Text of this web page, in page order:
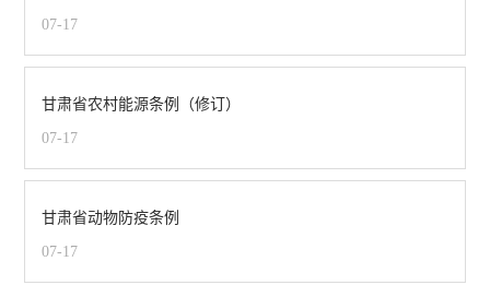
07-17
甘肃省农村能源条例（修订）
07-17
甘肃省动物防疫条例
07-17